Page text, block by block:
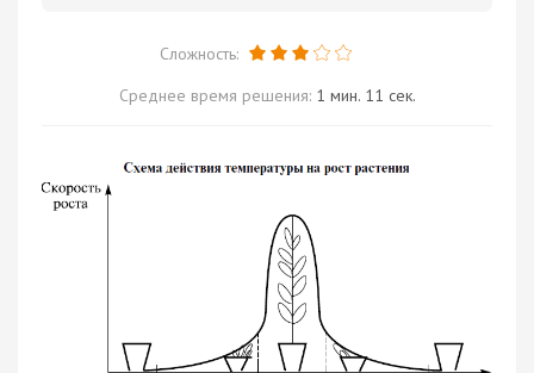
Сложность:
Среднее время решения: 1 мин. 11 сек.